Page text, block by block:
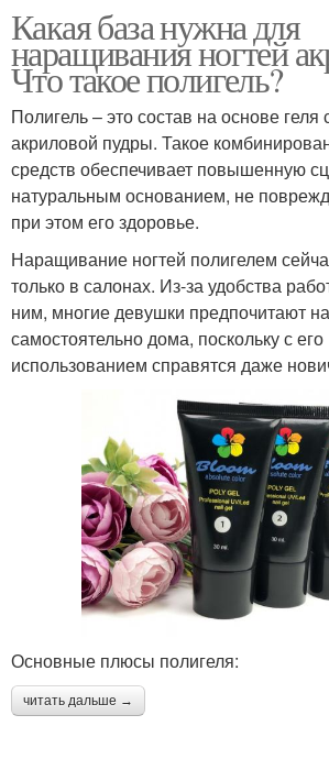
Какая база нужна для
наращивания ногтей
Что такое полигель?
Полигель – это состав на основе
акриловой пудры. Такое
средств обеспечивает повышенную
натуральным основанием, не
при этом его здоровье.
Наращивание ногтей полигелем
только в салонах. Из-за удобства
ним, многие девушки предпочитают
самостоятельно дома, поскольку с его
использованием справятся даже
Основные плюсы полигеля:
читать дальше →